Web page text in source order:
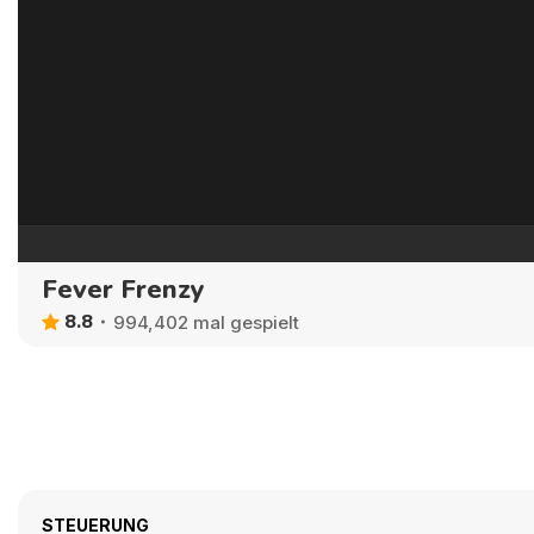
Fever Frenzy
8.8 994,402 mal gespielt
STEUERUNG